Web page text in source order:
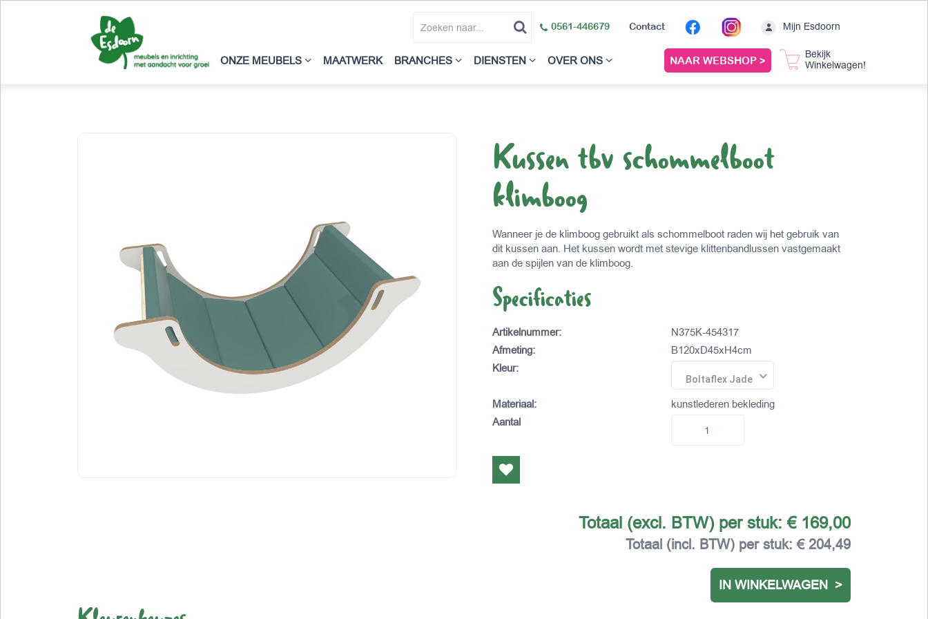
0561-446679 Contact Mijn Esdoorn
ONZE MEUBELS MAATWERK BRANCHES DIENSTEN OVER ONS NAAR WEBSHOP >
Bekijk
Winkelwagen!
Kussen tbv schommelboot
klimboog
Wanneer je de klimboog gebruikt als schommelboot raden wij het gebruik van
dit kussen aan. Het kussen wordt met stevige klittenbandlussen vastgemaakt
aan de spijlen van de klimboog.
Specificaties
Artikelnummer:
N375K-454317
Afmeting:
B120xD45xH4cm
Kleur:
Boltaflex Jade
Materiaal:
kunstlederen bekleding
Aantal
Totaal (excl. BTW) per stuk:€ 169,00
Totaal (incl. BTW) per stuk:€ 204,49
IN WINKELWAGEN >